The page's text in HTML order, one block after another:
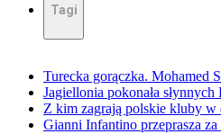
Tagi
Turecka gorączka. Mohamed
Jagiellonia pokonała
Z kim zagrają polskie kluby w
Gianni Infantino przeprasza